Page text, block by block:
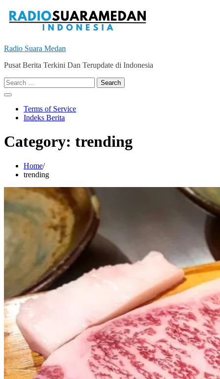
content
Radio Suara Medan
Pusat Berita Terkini Dan Terupdate di Indonesia
Search
for:
Terms of Service
Indeks Berita
Category: trending
Home
trending